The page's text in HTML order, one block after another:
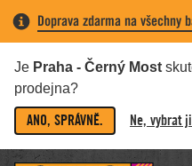
Doprava zdarma na všechny
Je Praha - Černý Most
prodejna?
ANO, SPRÁVNĚ. Ne, vybrat